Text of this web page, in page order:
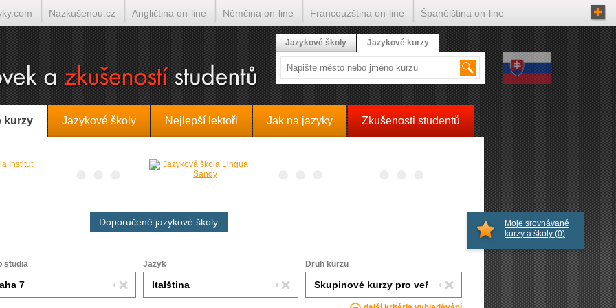
kurzy Jazykové školy Nejlepší lektoři Jak na jazyky Zkušenosti studentů
Doporučené jazykové školy
studia Jazyk Druh kurzu
Moje srovnávané
kurzy a školy (0)
Jazykové školy Jazykové kurzy
Nazkušenou.cz Angličtina on-line Němčina on-line Francouzština on-line Španělština on-line